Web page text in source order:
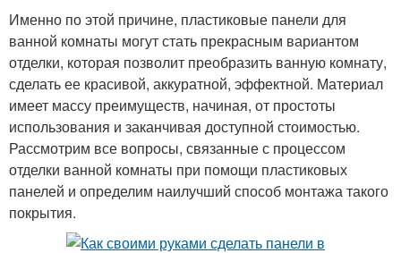
Именно по этой причине, пластиковые панели для
ванной комнаты могут стать прекрасным вариантом
отделки, которая позволит преобразить ванную комнату,
сделать ее красивой, аккуратной, эффектной. Материал
имеет массу преимуществ, начиная, от простоты
использования и заканчивая доступной стоимостью.
Рассмотрим все вопросы, связанные с процессом
отделки ванной комнаты при помощи пластиковых
панелей и определим наилучший способ монтажа такого
покрытия.